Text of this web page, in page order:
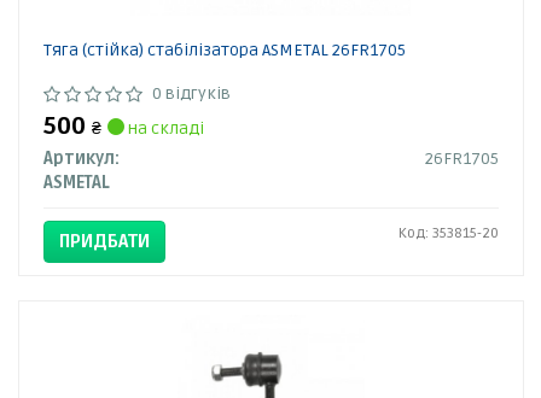
Тяга (стійка) стабілізатора ASMETAL 26FR1705
0 відгуків
500 ₴
на складі
Артикул:
26FR1705
ASMETAL
ПРИДБАТИ Код: 353815-20